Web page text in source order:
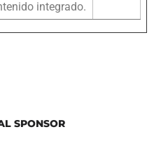
integrado.
SPONSOR